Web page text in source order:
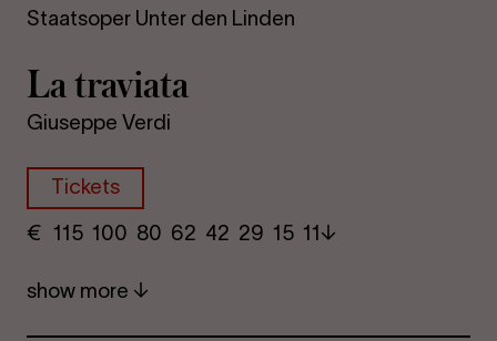
Staatsoper Unter den Linden
La travi­ata
Giuseppe Verdi
Tickets
€ ​ 115 100 80​ 62 42 29​ 15 11
show more